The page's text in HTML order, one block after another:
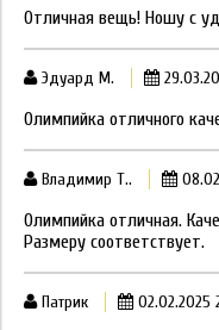
Отличная вещь! Ношу с
Эдуард М.
Олимпийка отличного
Владимир Т..
Олимпийка отличная.
Размеру соответствует.
Патрик 02.02.2025